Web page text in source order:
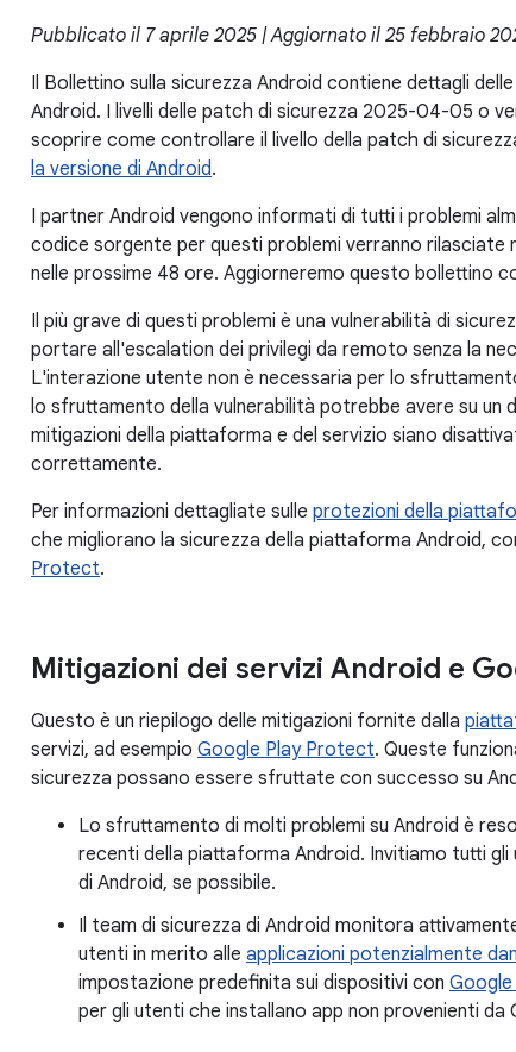
Pubblicato il 7 aprile 2025 | Aggiornato il 25 febbraio
Il Bollettino sulla sicurezza Android contiene dettagli
Android. I livelli delle patch di sicurezza 2025-04-05 o
scoprire come controllare il livello della patch di
la versione di Android.
I partner Android vengono informati di tutti i problemi
codice sorgente per questi problemi verranno rilasciate
nelle prossime 48 ore. Aggiorneremo questo bollettino
Il più grave di questi problemi è una vulnerabilità di
portare all'escalation dei privilegi da remoto senza la
L'interazione utente non è necessaria per lo
lo sfruttamento della vulnerabilità potrebbe avere su un
mitigazioni della piattaforma e del servizio siano
correttamente.
Per informazioni dettagliate sulle protezioni della
che migliorano la sicurezza della piattaforma Android,
Protect.
Mitigazioni dei servizi Android e
Questo è un riepilogo delle mitigazioni fornite dalla
servizi, ad esempio Google Play Protect. Queste
sicurezza possano essere sfruttate con successo su
Lo sfruttamento di molti problemi su Android è
recenti della piattaforma Android. Invitiamo tutti
di Android, se possibile.
Il team di sicurezza di Android monitora
utenti in merito alle applicazioni potenzialmente
impostazione predefinita sui dispositivi con Google
per gli utenti che installano app non provenienti da